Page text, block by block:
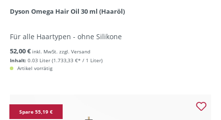
Dyson Omega Hair Oil 30 ml (Haaröl)
Für alle Haartypen - ohne Silikone
Inhalt: 0.03 Liter (1.733,33 €* / 1 Liter)
52,00 € inkl. MwSt. zzgl. Versand
Artikel vorrätig
Spare 55,19 €